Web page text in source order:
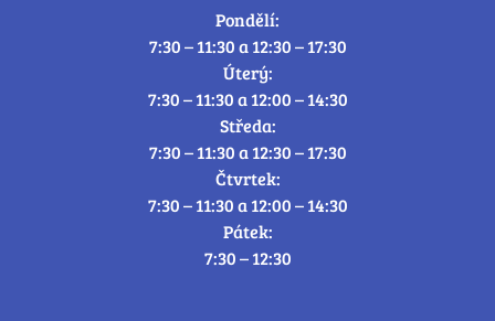
Pondělí:
7:30 – 11:30 a 12:30 – 17:30
Úterý:
7:30 – 11:30 a 12:00 – 14:30
Středa:
7:30 – 11:30 a 12:30 – 17:30
Čtvrtek:
7:30 – 11:30 a 12:00 – 14:30
Pátek:
7:30 – 12:30